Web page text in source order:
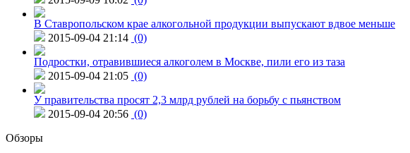
В Ставропольском крае алкогольной продукции выпускают вдвое меньше
2015-09-04 21:14 (0)
Подростки, отравившиеся алкоголем в Москве, пили его из таза
2015-09-04 21:05 (0)
У правительства просят 2,3 млрд рублей на борьбу с пьянством
2015-09-04 20:56 (0)
Обзоры